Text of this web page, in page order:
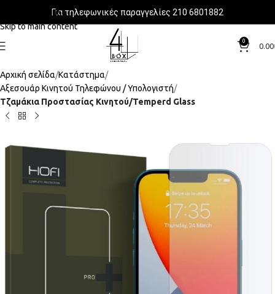
Skip to navigation
Skip to main content
Για τηλεφωνικές παραγγελίες 210 6801882
0
0.00
Αρχική σελίδα Κατάστημα
Αξεσουάρ Κινητού Τηλεφώνου / Υπολογιστή
Τζαμάκια Προστασίας Κινητού/Temperd Glass